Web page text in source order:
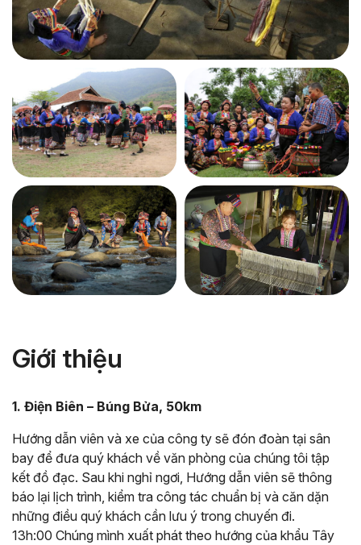
Giới thiệu
1. Điện Biên – Búng Bửa, 50km
Hướng dẫn viên và xe của công ty sẽ đón đoàn tại sân
bay để đưa quý khách về văn phòng của chúng tôi tập
kết đồ đạc. Sau khi nghỉ ngơi, Hướng dẫn viên sẽ thông
báo lại lịch trình, kiểm tra công tác chuẩn bị và căn dặn
những điều quý khách cần lưu ý trong chuyến đi.
13h:00 Chúng mình xuất phát theo hướng của khẩu Tây